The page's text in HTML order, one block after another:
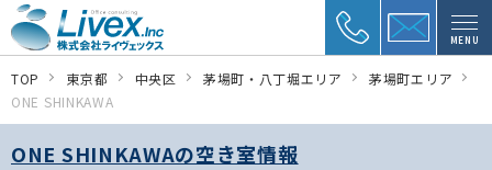
MENU
TOP 東京都 中央区 茅場町・八丁堀エリア
茅場町エリア
ONE SHINKAWA
ONE SHINKAWAの空き室情報